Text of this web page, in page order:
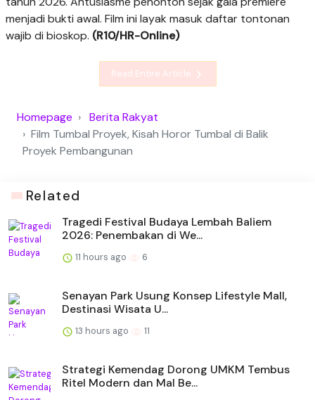
menjadi bukti awal. Film ini layak masuk daftar tontonan
wajib di bioskop. (R10/HR-Online)
Read Entire Article
Homepage
Berita Rakyat
Film Tumbal Proyek, Kisah Horor Tumbal di Balik
Proyek Pembangunan
Related
Tragedi Festival Budaya Lembah Baliem
2026: Penembakan di We...
11 hours ago 6
Senayan Park Usung Konsep Lifestyle Mall,
Destinasi Wisata U...
13 hours ago 11
Strategi Kemendag Dorong UMKM Tembus
Ritel Modern dan Mal Be...